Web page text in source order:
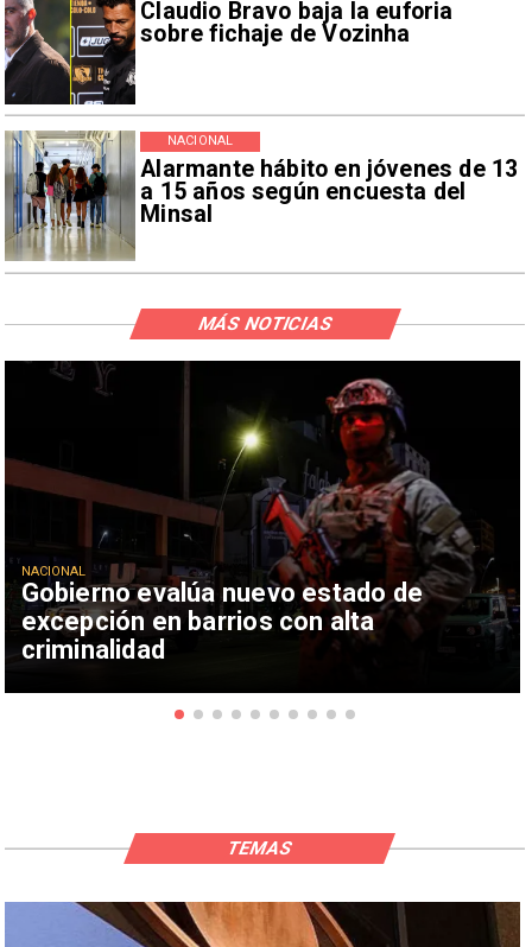
Claudio Bravo baja la euforia
sobre fichaje de Vozinha
Alarmante hábito en jóvenes de 13
a 15 años según encuesta del
Minsal
NACIONAL
Gobierno evalúa nuevo estado de
excepción en barrios con alta
criminalidad
NACIONAL
MÁS NOTICIAS
TEMAS